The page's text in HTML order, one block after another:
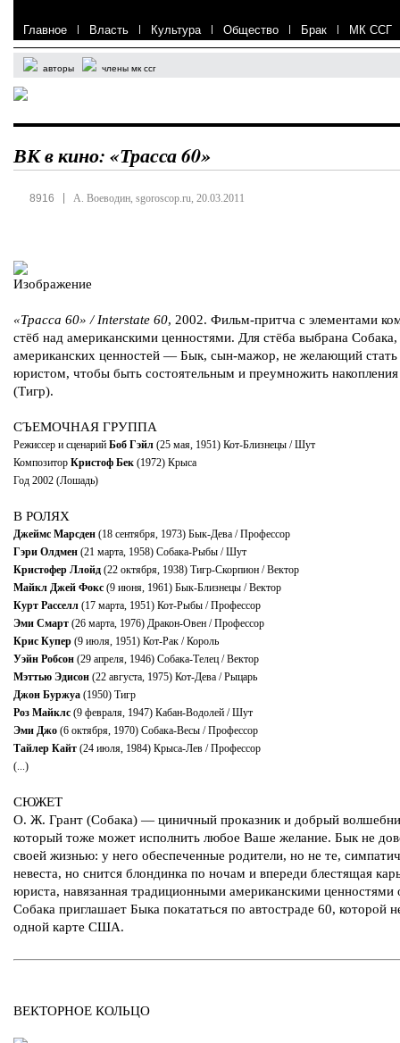
Главное | Власть | Культура | Общество | Брак | МК ССГ
авторы члены мк ссг
ВК в кино: «Трасса 60»
8916 А. Воеводин, sgoroscop.ru, 20.03.2011
«Трасса 60» / Interstate 60, 2002. Фильм-притча с элементами
стёб над американскими ценностями. Для стёба выбрана Собака,
американских ценностей — Бык, сын-мажор, не желающий стать
юристом, чтобы быть состоятельным и преумножить
(Тигр).
СЪЕМОЧНАЯ ГРУППА
Режиссер и сценарий Боб Гэйл (25 мая, 1951) Кот-Близнецы / Шут
Композитор Кристоф Бек (1972) Крыса
Год 2002 (Лошадь)
В РОЛЯХ
Джеймс Марсден (18 сентября, 1973) Бык-Дева / Профессор
Гэри Олдмен (21 марта, 1958) Собака-Рыбы / Шут
Кристофер Ллойд (22 октября, 1938) Тигр-Скорпион / Вектор
Майкл Джей Фокс (9 июня, 1961) Бык-Близнецы / Вектор
Курт Расселл (17 марта, 1951) Кот-Рыбы / Профессор
Эми Смарт (26 марта, 1976) Дракон-Овен / Профессор
Крис Купер (9 июля, 1951) Кот-Рак / Король
Уэйн Робсон (29 апреля, 1946) Собака-Телец / Вектор
Мэттью Эдисон (22 августа, 1975) Кот-Дева / Рыцарь
Джон Буржуа (1950) Тигр
Роз Майклс (9 февраля, 1947) Кабан-Водолей / Шут
Эми Джо (6 октября, 1970) Собака-Весы / Профессор
Тайлер Кайт (24 июля, 1984) Крыса-Лев / Профессор
(...)
СЮЖЕТ
О. Ж. Грант (Собака) — циничный проказник и добрый
который тоже может исполнить любое Ваше желание. Бык не
своей жизнью: у него обеспеченные родители, но не те,
невеста, но снится блондинка по ночам и впереди блестящая
юриста, навязанная традиционными американскими ценностями
Собака приглашает Быка покататься по автостраде 60, которой
одной карте США.
ВЕКТОРНОЕ КОЛЬЦО